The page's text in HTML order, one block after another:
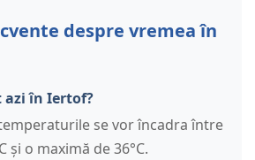
despre vremea în
azi în Iertof?
se vor încadra între
și o maximă de 36°C.